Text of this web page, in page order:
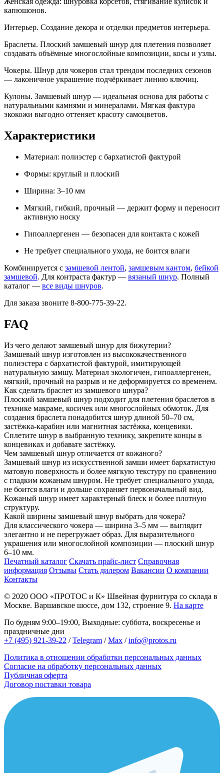
капюшонов.
Интерьер. Создание декора и отделки предметов интерьера.
Браслеты. Плоский замшевый шнур для плетения позволяет
создавать объёмные многослойные композиции, косы и узлы.
Чокеры. Шнур для чокеров стал трендом последних сезонов
— лаконичное украшение подчёркивает линию ключиц.
Кулоны. Замшевый шнур — идеальная основа для работы с
натуральными камнями и минералами. Мягкая фактура
экокожи выгодно оттеняет красоту самоцветов.
Характеристики
Материал: полиэстер с бархатистой фактурой
Формы: круглый и плоский
Ширина: 3–10 мм
Мягкий, гибкий, прочный — держит форму и переносит
активную носку
Гипоаллергенен — безопасен для контакта с кожей
Не требует специального ухода, не боится влаги
Комбинируется с замшевой лентой, замшевым кантом, бейкой
замшевой. Для контраста фактур — вязаный шнур. Полный
каталог — все виды шнуров.
Для заказа звоните 8-800-775-39-22.
FAQ
Из чего делают замшевый шнур для бижутерии?
Замшевый шнур изготовлен из высококачественного
полиэстера с бархатистой фактурой, имитирующей
натуральную замшу. Материал экологичен, гипоаллергенен,
мягкий, прочный на разрыв и не деформируется со временем.
Как сделать браслет из замшевого шнура?
Плоский замшевый шнур подходит для плетения браслетов в
технике макраме, косичек или многослойных обмоток. Для
создания браслета понадобится шнур длиной 50–70 см,
застёжка-карабин или магнитная застёжка, концевики.
Сплетите шнур в выбранную технику, закрепите концы в
концевиках и добавьте застёжку.
Чем замшевый шнур отличается от кожаного?
Замшевый шнур из искусственной замши имеет бархатистую
матовую поверхность и более мягкую текстуру по сравнению
с гладким кожаным шнуром. Не требует специального ухода,
не боится влаги и дольше сохраняет первоначальный вид.
Кожаный шнур имеет характерный блеск и более плотную
структуру.
Какой ширины замшевый шнур выбрать для чокера?
Для классического чокера — ширина 3–5 мм — выглядит
элегантно и не перегружает образ. Для выразительного
украшения или многослойной композиции — плоский шнур
6–10 мм.
Печатный каталог Скачать прайс-лист Справочная
информация Отзывы Стать дилером Вакансии О компании
Контакты
© 2020 ООО «ПРОТОС и К» Швейная фурнитура со склада в
Москве. Варшавское шоссе, дом 132, строение 9. На карте
По будням 9:00–19:00, Выходные: суббота, воскресенье и
праздничные дни
+7 (495) 921-39-22 /Telegram /Max /info@protos.ru
Политика в отношении обработки персональных данных
Согласие на обработку персональных данных
Публичная оферта
Договор поставки товара